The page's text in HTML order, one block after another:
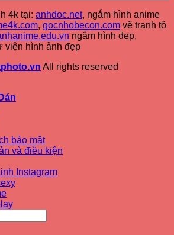
4k tại: anhdoc.net, ngắm hình anime
, gocnhobecon.com vẽ tranh tô
ngắm hình đẹp,
viện hình ảnh đẹp
All rights reserved
bảo mật
và điều kiện
Instagram